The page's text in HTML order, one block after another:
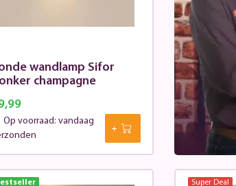
wandlamp Sifor
champagne
Op voorraad: vandaag
Super Deal